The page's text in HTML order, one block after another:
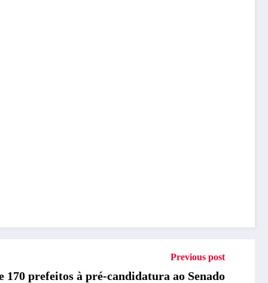
Previous post
170 prefeitos à pré-candidatura ao Senado